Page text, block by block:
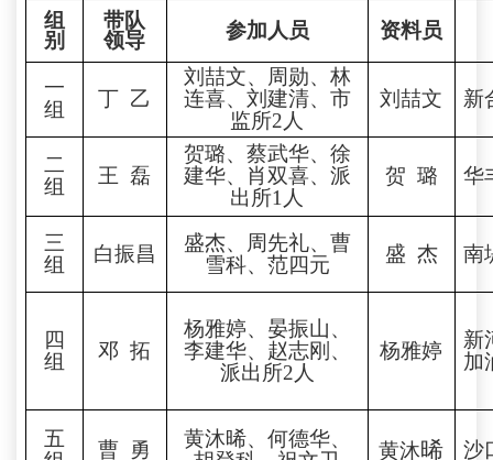
组
别
带队
领导
参加人员 资料员
一
组
丁 乙
刘喆文、周勋、林
连喜、刘建清、市
监所2人
刘喆文 新
二
组
王 磊
贺璐、蔡武华、徐
建华、肖双喜、派
出所1人
贺 璐 华
三
组
白振昌 盛杰、周先礼、 曹
雪科、范四元 盛 杰 南
四
组
邓 拓
杨雅婷、 晏振山、
李建华、赵志刚、
派出所2人
杨雅婷
新
加
五
曹 勇 黄沐晞、 何德华、
黄沐晞 沙